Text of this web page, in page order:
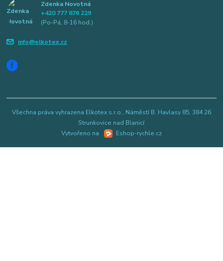
Zdenka Novotná
+420 777 876 229
(Po-Pá, 8-16 hod.)
info@elkotex.cz
Všechna práva vyhrazena Elkotex s.r.o., Náměstí B. Havlasy 85, 384 26
Strunkovice nad Blanicí
Vytvořeno na
Eshop-rychle.cz